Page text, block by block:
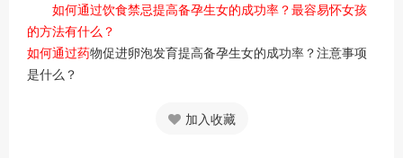
如何通过饮食禁忌提高备孕生女的成功率？最容易怀女孩
的方法有什么？
如何通过药物促进卵泡发育提高备孕生女的成功率？注意事项
是什么？
加入收藏